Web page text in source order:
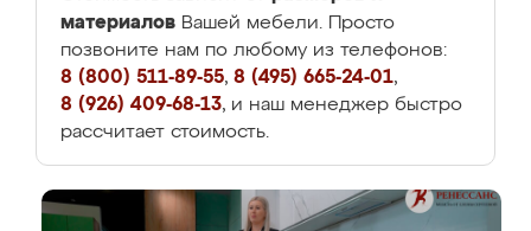
материалов Вашей мебели. Просто
позвоните нам по любому из телефонов:
8 (800) 511-89-55, 8 (495) 665-24-01,
8 (926) 409-68-13, и наш менеджер быстро
рассчитает стоимость.